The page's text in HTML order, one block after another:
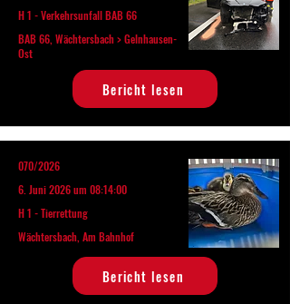
H 1 - Verkehrsunfall BAB 66
BAB 66, Wächtersbach > Gelnhausen-
Ost
Bericht lesen
070/2026
6. Juni 2026 um 08:14:00
H 1 - Tierrettung
Wächtersbach, Am Bahnhof
Bericht lesen